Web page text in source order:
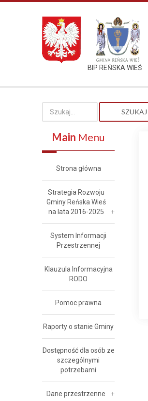
BIP REŃSKA WIEŚ
SZUKAJ
Main Menu
Strona główna
Strategia Rozwoju
Gminy Reńska Wieś
na lata 2016-2025
System Informacji
Przestrzennej
Klauzula Informacyjna
RODO
Pomoc prawna
Raporty o stanie Gminy
Dostępność dla osób ze
szczególnymi
potrzebami
Dane przestrzenne